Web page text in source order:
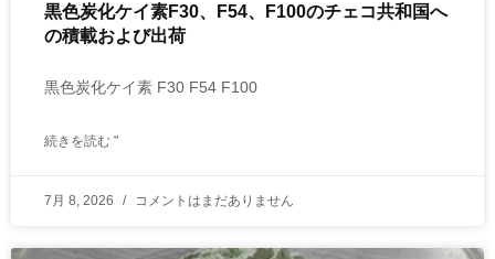
黒色炭化ケイ素F30、F54、F100のチェコ共和国へ
の積載および出荷
黒色炭化ケイ素 F30 F54 F100
続きを読む "
7月 8, 2026 コメントはまだありません